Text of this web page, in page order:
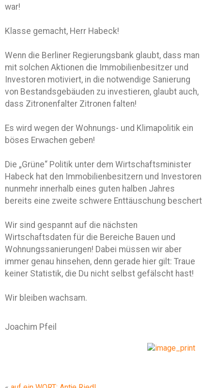
war!
Klasse gemacht, Herr Habeck!
Wenn die Berliner Regierungsbank glaubt, dass man
mit solchen Aktionen die Immobilienbesitzer und
Investoren motiviert, in die notwendige Sanierung
von Bestandsgebäuden zu investieren, glaubt auch,
dass Zitronenfalter Zitronen falten!
Es wird wegen der Wohnungs- und Klimapolitik ein
böses Erwachen geben!
Die „Grüne“ Politik unter dem Wirtschaftsminister
Habeck hat den Immobilienbesitzern und Investoren
nunmehr innerhalb eines guten halben Jahres
bereits eine zweite schwere Enttäuschung beschert
Wir sind gespannt auf die nächsten
Wirtschaftsdaten für die Bereiche Bauen und
Wohnungssanierungen! Dabei müssen wir aber
immer genau hinsehen, denn gerade hier gilt: Traue
keiner Statistik, die Du nicht selbst gefälscht hast!
Wir bleiben wachsam.
Joachim Pfeil